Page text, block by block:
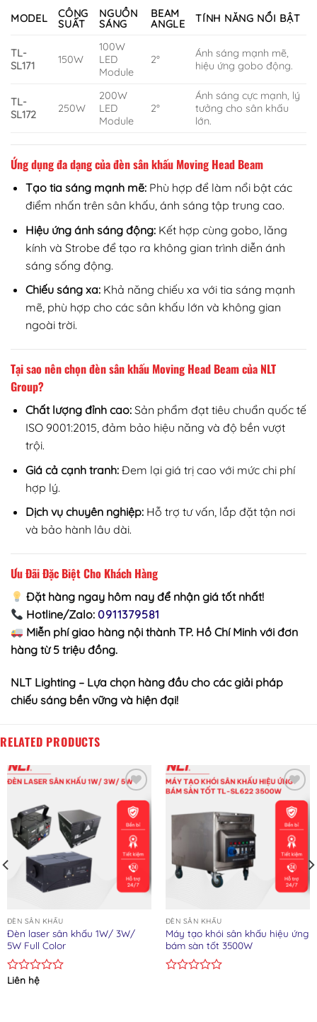
MODEL
CÔNG
SUẤT
NGUỒN
SÁNG
BEAM
ANGLE
TÍNH NĂNG NỔI BẬT
TL-
SL171
150W
100W
LED
Module
2°
Ánh sáng mạnh mẽ,
hiệu ứng gobo động.
TL-
SL172
250W
200W
LED
Module
2°
Ánh sáng cực mạnh, lý
tưởng cho sân khấu
lớn.
Ứng dụng đa dạng của đèn sân khấu Moving Head Beam
Tạo tia sáng mạnh mẽ:Phù hợp để làm nổi bật các
điểm nhấn trên sân khấu, ánh sáng tập trung cao.
Hiệu ứng ánh sáng động:Kết hợp cùng gobo, lăng
kính và Strobe để tạo ra không gian trình diễn ánh
sáng sống động.
Chiếu sáng xa:Khả năng chiếu xa với tia sáng mạnh
mẽ, phù hợp cho các sân khấu lớn và không gian
ngoài trời.
Tại sao nên chọn đèn sân khấu Moving Head Beam của NLT
Group?
Chất lượng đỉnh cao:Sản phẩm đạt tiêu chuẩn quốc tế
ISO 9001:2015, đảm bảo hiệu năng và độ bền vượt
trội.
Giá cả cạnh tranh:Đem lại giá trị cao với mức chi phí
hợp lý.
Dịch vụ chuyên nghiệp:Hỗ trợ tư vấn, lắp đặt tận nơi
và bảo hành lâu dài.
Ưu Đãi Đặc Biệt Cho Khách Hàng
Đặt hàng ngay hôm nay để nhận giá tốt nhất!
Hotline/Zalo:0911379581
Miễn phí giao hàng nội thành TP. Hồ Chí Minh với đơn
hàng từ 5 triệu đồng.
NLT Lighting – Lựa chọn hàng đầu cho các giải pháp
chiếu sáng bền vững và hiện đại!
RELATED PRODUCTS
Add to wishlist
ĐÈN SÂN KHẤU
Đèn laser sân khấu 1W/ 3W/
5W Full Color
Rated
Liên hệ
Add to wishlist
ĐÈN SÂN KHẤU
Máy tạo khói sân khấu hiệu ứng
bám sàn tốt 3500W